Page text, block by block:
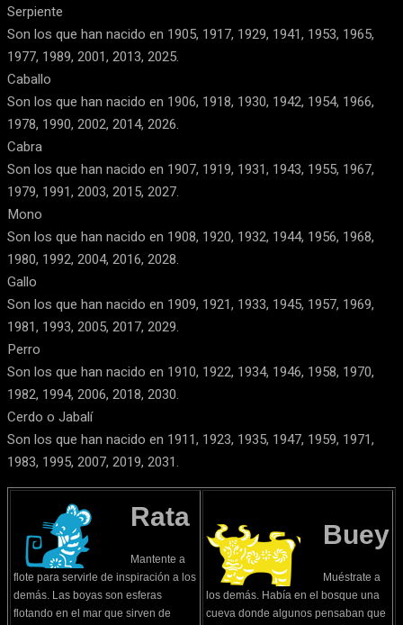
Serpiente
Son los que han nacido en 1905, 1917, 1929, 1941, 1953, 1965,
1977, 1989, 2001, 2013, 2025.
Caballo
Son los que han nacido en 1906, 1918, 1930, 1942, 1954, 1966,
1978, 1990, 2002, 2014, 2026.
Cabra
Son los que han nacido en 1907, 1919, 1931, 1943, 1955, 1967,
1979, 1991, 2003, 2015, 2027.
Mono
Son los que han nacido en 1908, 1920, 1932, 1944, 1956, 1968,
1980, 1992, 2004, 2016, 2028.
Gallo
Son los que han nacido en 1909, 1921, 1933, 1945, 1957, 1969,
1981, 1993, 2005, 2017, 2029.
Perro
Son los que han nacido en 1910, 1922, 1934, 1946, 1958, 1970,
1982, 1994, 2006, 2018, 2030.
Cerdo o Jabalí
Son los que han nacido en 1911, 1923, 1935, 1947, 1959, 1971,
1983, 1995, 2007, 2019, 2031.
Rata
Mantente a
flote para servirle de inspiración a los
demás. Las boyas son esferas
flotando en el mar que sirven de
Buey
Muéstrate a
los demás. Había en el bosque una
cueva donde algunos pensaban que